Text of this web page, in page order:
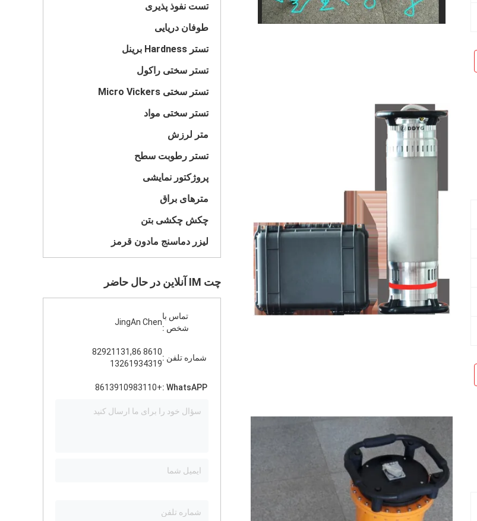
تست نفوذ پذیری
طوفان دریایی
تستر Hardness برینل
تستر سختی راکول
تستر سختی Micro Vickers
تستر سختی مواد
متر لرزش
تستر رطوبت سطح
پروژکتور نمایشی
مترهای براق
چکش چکشی بتن
لیزر دماسنج مادون قرمز
چت IM آنلاین در حال حاضر
تماس با
شخص :
JingAn Chen
شماره تلفن :
8610 82921131,86
13261934319
WhatsAPP :
+8613910983110